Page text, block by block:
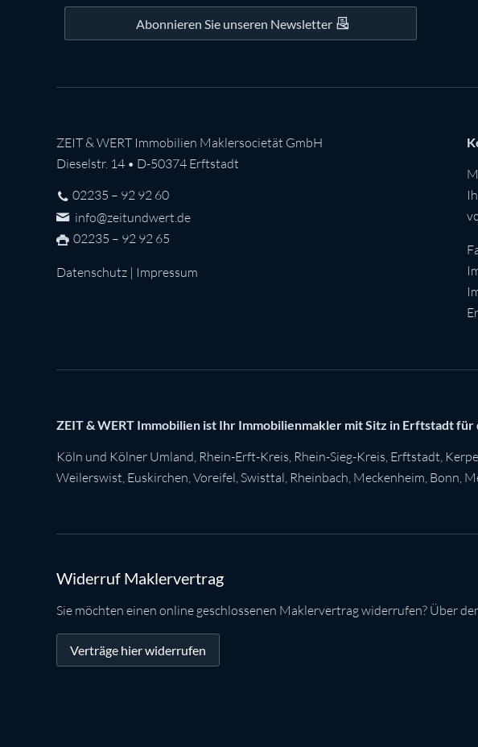
Abonnieren Sie unseren Newsletter
ZEIT & WERT Immobilien Maklersocietät GmbH
Dieselstr. 14 • D-50374 Erftstadt
02235 – 92 92 60
info@zeitundwert.de
02235 – 92 92 65
Datenschutz | Impressum
ZEIT & WERT Immobilien ist Ihr Immobilienmakler mit Sitz in Erftstadt
Köln und Kölner Umland, Rhein-Erft-Kreis, Rhein-Sieg-Kreis, Erftstadt,
Weilerswist, Euskirchen, Voreifel, Swisttal, Rheinbach, Meckenheim, Bonn,
Widerruf Maklervertrag
Sie möchten einen online geschlossenen Maklervertrag widerrufen? Über
Verträge hier widerrufen